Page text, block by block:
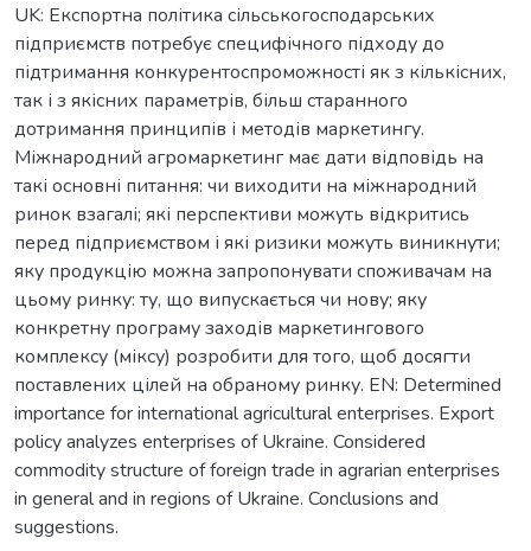
UK: Експортна політика сільськогосподарських
підприємств потребує специфічного підходу до
підтримання конкурентоспроможності як з кількісних,
так і з якісних параметрів, більш старанного
дотримання принципів і методів маркетингу.
Міжнародний агромаркетинг має дати відповідь на
такі основні питання: чи виходити на міжнародний
ринок взагалі; які перспективи можуть відкритись
перед підприємством і які ризики можуть виникнути;
яку продукцію можна запропонувати споживачам на
цьому ринку: ту, що випускається чи нову; яку
конкретну програму заходів маркетингового
комплексу (міксу) розробити для того, щоб досягти
поставлених цілей на обраному ринку. EN: Determined
importance for international agricultural enterprises. Export
policy analyzes enterprises of Ukraine. Considered
commodity structure of foreign trade in agrarian enterprises
in general and in regions of Ukraine. Conclusions and
suggestions.